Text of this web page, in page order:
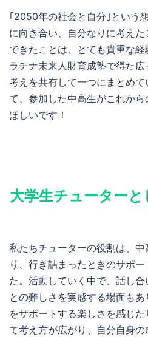
｢2050年の社会と自分｣という
に向き合い、自分なりに考え
できたことは、とても貴重な
ラチナ未来人財育成塾で得た
考えを共有して一つにまとめ
て、参加した中高生がこれか
ほしいです！
大学生チューター
私たちチューターの役割は、
り、行き詰まったときのサポ
た。活動していく中で、話し
との難しさを実感する場面も
をサポートする楽しさを感じ
て考え方が広がり、自分自身